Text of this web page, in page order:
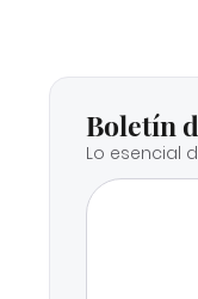
Boletín
Lo esencial